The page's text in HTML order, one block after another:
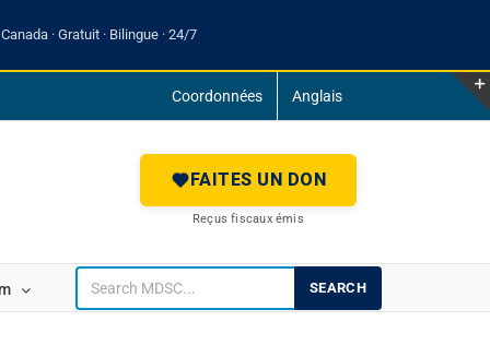
· Gratuit · Bilingue · 24/7
Coordonnées Anglais
FAITES UN DON
Reçus fiscaux émis
SEARCH